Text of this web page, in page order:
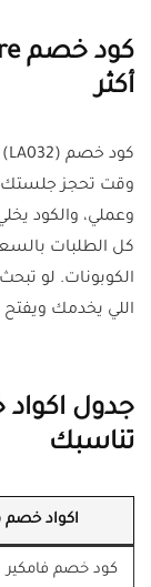
أكثر
وقت تحجز
كل الطلبات
اللي يخدمك ويفتح
جدول اكواد
تناسبك
اكواد خصم
كود خصم فامكير